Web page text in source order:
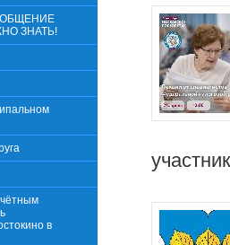
ЗНАТЬ!
в